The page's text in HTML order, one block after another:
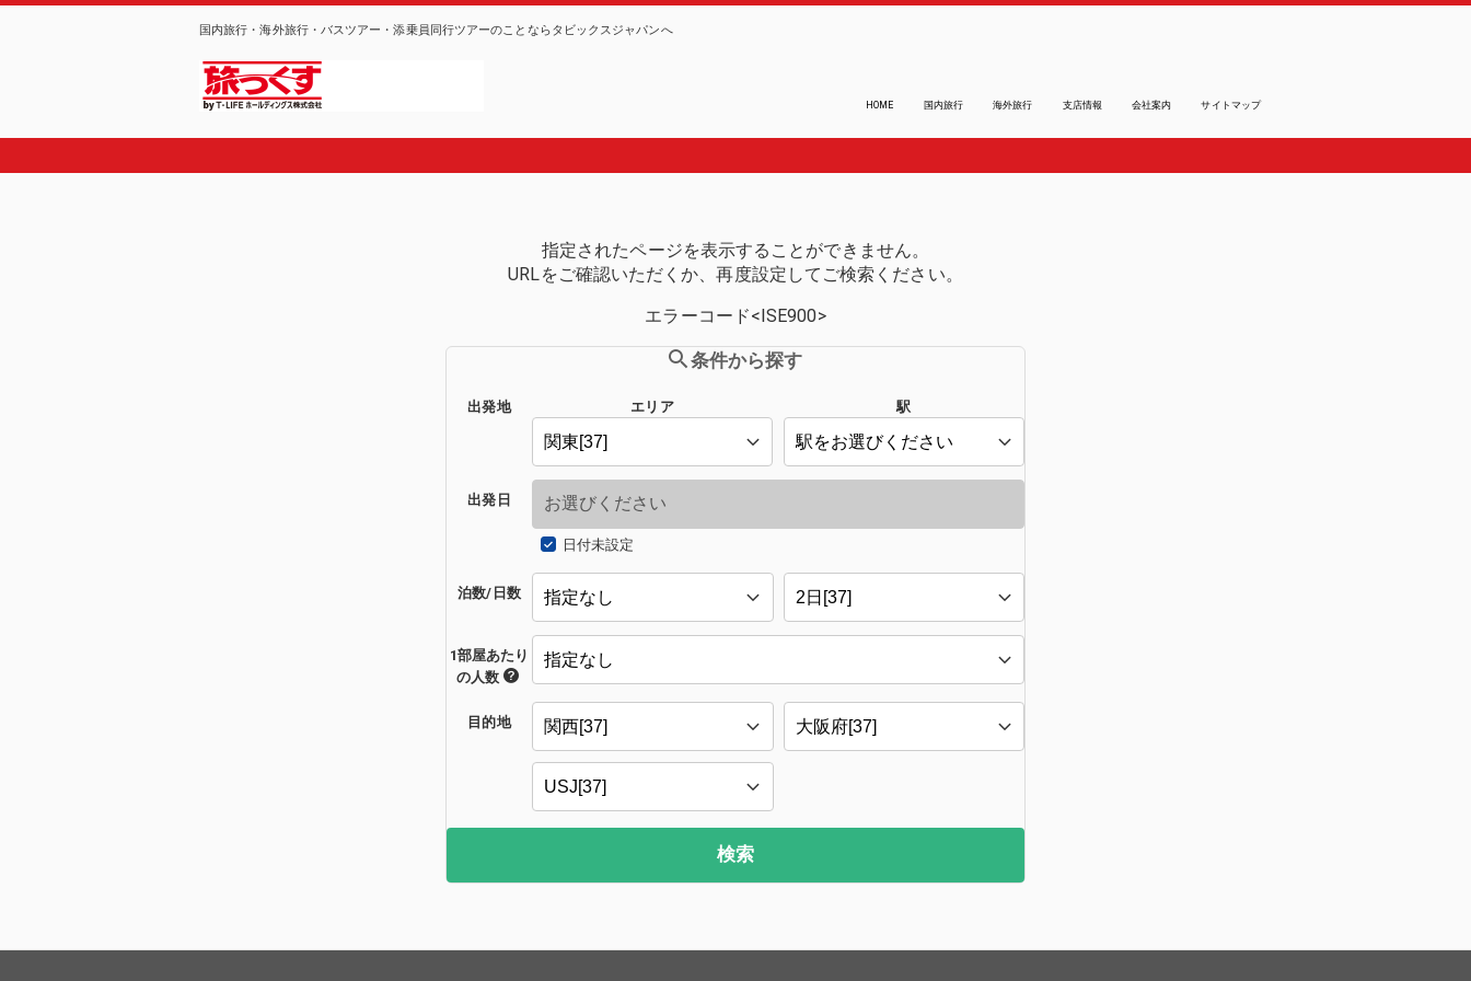
国内旅行・海外旅行・バスツアー・添乗員同行ツアーのことならタビックスジャパンへ
HOME 国内旅行 海外旅行 支店情報 会社案内 サイトマップ
指定されたページを表示することができません。
URLをご確認いただくか、再度設定してご検索ください。
エラーコード<ISE900>
条件から探す
出発地 エリア 駅
出発日
日付未設定
泊数/日数
1部屋あたり
の人数
目的地
検索